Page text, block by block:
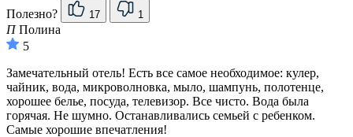
Полезно? 17 1
ППолина
5
Замечательный отель! Есть все самое необходимое: кулер,
чайник, вода, микроволновка, мыло, шампунь, полотенце,
хорошее белье, посуда, телевизор. Все чисто. Вода была
горячая. Не шумно. Останавливались семьей с ребенком.
Самые хорошие впечатления!